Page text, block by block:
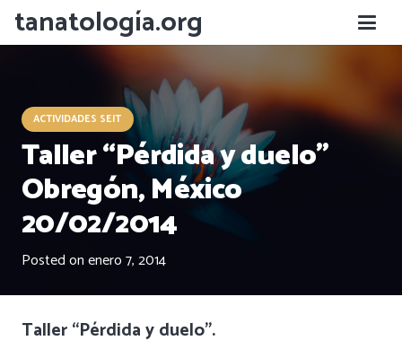
tanatología.org
ACTIVIDADES SEIT
Taller “Pérdida y duelo”
Obregón, México
20/02/2014
Posted onenero 7, 2014
Taller “Pérdida y duelo”.